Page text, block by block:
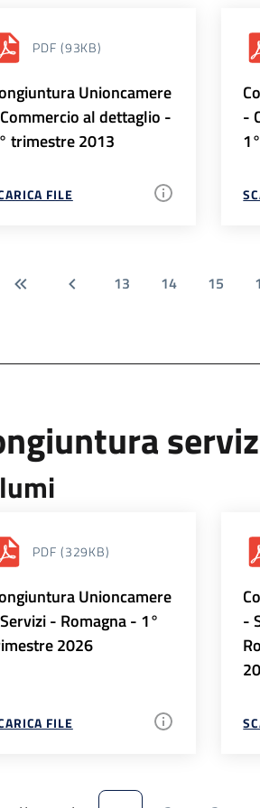
PDF (93KB)
Unioncamere
al dettaglio -
trimestre 2013
FILE
-
13 14 15
PDF (329KB)
Unioncamere
- Romagna - 1°
2026
FILE
-